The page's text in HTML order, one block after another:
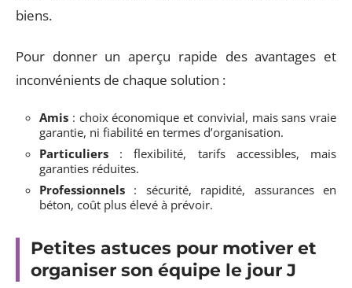
biens.
Pour donner un aperçu rapide des avantages et
inconvénients de chaque solution :
Amis : choix économique et convivial, mais sans vraie
garantie, ni fiabilité en termes d’organisation.
Particuliers : flexibilité, tarifs accessibles, mais
garanties réduites.
Professionnels : sécurité, rapidité, assurances en
béton, coût plus élevé à prévoir.
Petites astuces pour motiver et
organiser son équipe le jour J